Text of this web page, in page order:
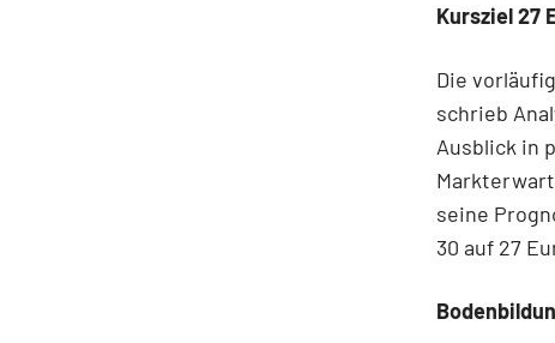
Kursziel 27
Die
schrieb
Ausblick in
seine
30 auf 27